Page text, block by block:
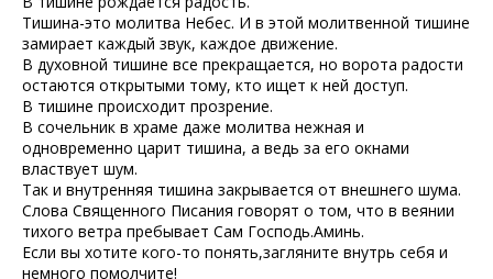
Тишина-это молитва Небес. И в этой молитвенной тишине
замирает каждый звук, каждое движение.
В духовной тишине все прекращается, но ворота радости
остаются открытыми тому, кто ищет к ней доступ.
В тишине происходит прозрение.
В сочельник в храме даже молитва нежная и
одновременно царит тишина, а ведь за его окнами
властвует шум.
Так и внутренняя тишина закрывается от внешнего шума.
Слова Священного Писания говорят о том, что в веянии
тихого ветра пребывает Сам Господь.Аминь.
Если вы хотите кого-то понять,загляните внутрь себя и
немного помолчите!